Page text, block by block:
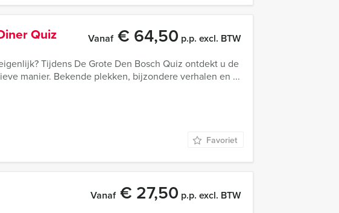
Quiz Vanaf€ 64,50 p.p. excl. BTW
Tijdens De Grote Den Bosch Quiz ontdekt u de
manier. Bekende plekken, bijzondere verhalen en ...
Favoriet
Vanaf€ 27,50 p.p. excl. BTW